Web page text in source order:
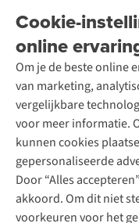
Cookie-
online
Om je de beste online
van marketing,
vergelijkbare
voor meer informatie.
kunnen cookies
gepersonaliseerde
Door “Alles
akkoord. Om dit niet
voorkeuren voor het
Garantie
Contact
Onze winkels
Over A.S.Adventure
Ski-onderhoud
Wasservice
Schoenonderhoud
Schoenherstelling
Kledingherstelling
Retouches
Voor bedrijven
A.S.Magazine
Podcast
Explore Academy
Explore Camp
Gear Check
Inspiratie & advies
Meld je aan voor de